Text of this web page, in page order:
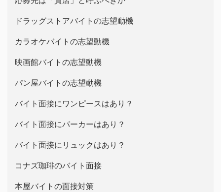
ドラッグストアバイトの志望動機
カラオケバイトの志望動機
映画館バイトの志望動機
パン屋バイトの志望動機
バイト面接にワンピースはあり？
バイト面接にパーカーはあり？
バイト面接にリュックはあり？
コナズ珈琲のバイト面接
本屋バイトの面接対策